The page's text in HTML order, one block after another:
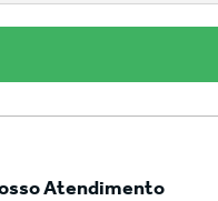
Atendimento